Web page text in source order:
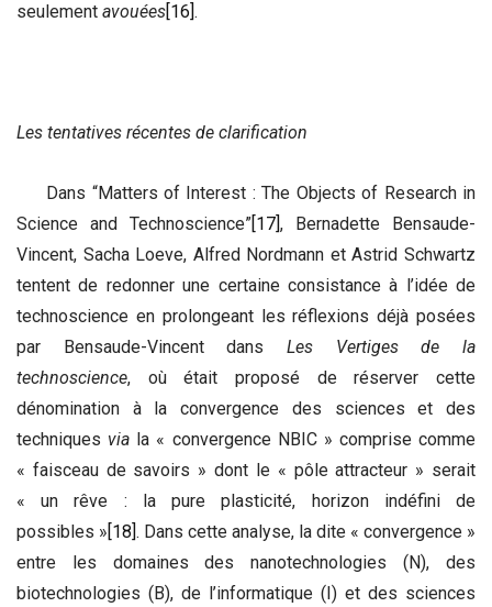
seulement avouées[16].
Les tentatives récentes de clarification
Dans “Matters of Interest : The Objects of Research in
Science and Technoscience” [17] , Bernadette Bensaude-
Vincent, Sacha Loeve, Alfred Nordmann et Astrid Schwartz
tentent de redonner une certaine consistance à l’idée de
technoscience en prolongeant les réflexions déjà posées
par Bensaude-Vincent dans Les Vertiges de la
technoscience, où était proposé de réserver cette
dénomination à la convergence des sciences et des
techniques via la « convergence NBIC » comprise comme
« faisceau de savoirs » dont le « pôle attracteur » serait
« un rêve : la pure plasticité, horizon indéfini de
possibles » [18] . Dans cette analyse, la dite « convergence »
entre les domaines des nanotechnologies (N), des
biotechnologies (B), de l’informatique (I) et des sciences